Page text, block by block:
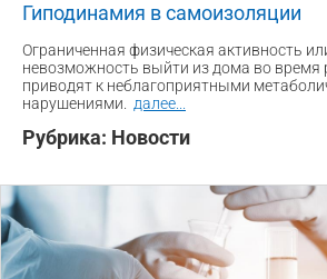
Гиподинамия в самоизоляции
Ограниченная физическая активность
невозможность выйти из дома во время
приводят к неблагоприятными
нарушениями.
далее
Рубрика: Новости